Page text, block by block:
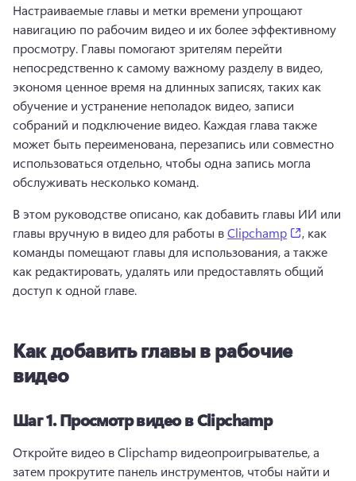
Настраиваемые главы и метки времени упрощают
навигацию по рабочим видео и их более эффективному
просмотру. Главы помогают зрителям перейти
непосредственно к самому важному разделу в видео,
экономя ценное время на длинных записях, таких как
обучение и устранение неполадок видео, записи
собраний и подключение видео. Каждая глава также
может быть переименована, перезапись или совместно
использоваться отдельно, чтобы одна запись могла
обслуживать несколько команд.
В этом руководстве описано, как добавить главы ИИ или
главы вручную в видео для работы в Clipchamp (opens
, как
команды помещают главы для использования, а также
как редактировать, удалять или предоставлять общий
доступ к одной главе.
Как добавить главы в рабочие
видео
Шаг 1.Просмотр видео в Clipchamp
Откройте видео в Clipchamp видеопроигрывателье, а
затем прокрутите панель инструментов, чтобы найти и